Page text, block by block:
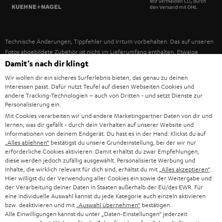
NEUHEITEN
UNSER MANAGEMENT
UNSERE WERTE
BILDUNGSRABATT
GESCHENKGUTSCHEIN
BARRIEREFREIHEIT
USA
WEITERE LÄNDER
Technische Änderungen, Tippfehler und Irrtum vorbehalten. Das auf unseren
Fotos abgebildete Zubehör ist nicht im Lieferumfang enthalten. Etwaige
Entsorgungsgebühren für Batterien sind im Preis inbegriffen.
©2026 Lautsprecher Teufel GmbH - All rights reserved.
Impressum AGB
Vertrag widerrufen
Damit‘s nach dir klingt
Wir wollen dir ein sicheres Surferlebnis bieten, das genau zu deinen
Interessen passt. Dafür nutzt Teufel auf diesen Webseiten Cookies und
andere Tracking-Technologien – auch von Dritten - und setzt Dienste zur
Personalisierung ein.
Mit Cookies verarbeiten wir und andere Marketingpartner Daten von dir und
lernen, was dir gefällt - durch dein Verhalten auf unserer Website und
Informationen von deinem Endgerät. Du hast es in der Hand: Klickst du auf
„Alles ablehnen“ bestätigst du unsere Grundeinstellung, bei der wir nur
erforderliche Cookies aktivieren. Damit erhältst du zwar Empfehlungen,
diese werden jedoch zufällig ausgewählt. Personalisierte Werbung und
Inhalte, die wirklich relevant für dich sind, erhältst du mit „Alles akzeptieren“.
Hier willigst du der Verwendung aller Cookies ein sowie der Weitergabe und
der Verarbeitung deiner Daten in Staaten außerhalb der EU/des EWR. Für
eine individuelle Auswahl kannst du jede Kategorie auch einzeln aktivieren
bzw. deaktivieren und mit „Auswahl übernehmen“ bestätigen.
Alle Einwilligungen kannst du unter „Daten-Einstellungen“ jederzeit